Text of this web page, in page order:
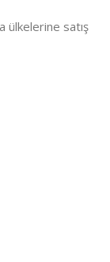
ülkelerine satış